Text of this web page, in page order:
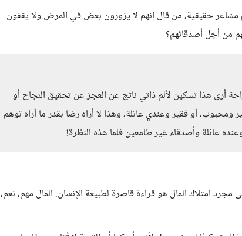
حقيقية، من قال إنهم لا يزورون بعض في المرض ولا يقفون
من أجل أصدقائهم؟
أرى هذا تسكين لألم ذاتي ناتج عن العجز عن تحقيق النجاح أو
ومحبوب، أو فقير وعندي عائلة، وهذا لا أراه رضا بقدر ما أراه توهم
عائلة وأصدقاء غير طامعين فلما هذه النظرة!
امتلاك المال هو قراءة قاصرة لطبيعة الإنسان. المال مهم، نعم،